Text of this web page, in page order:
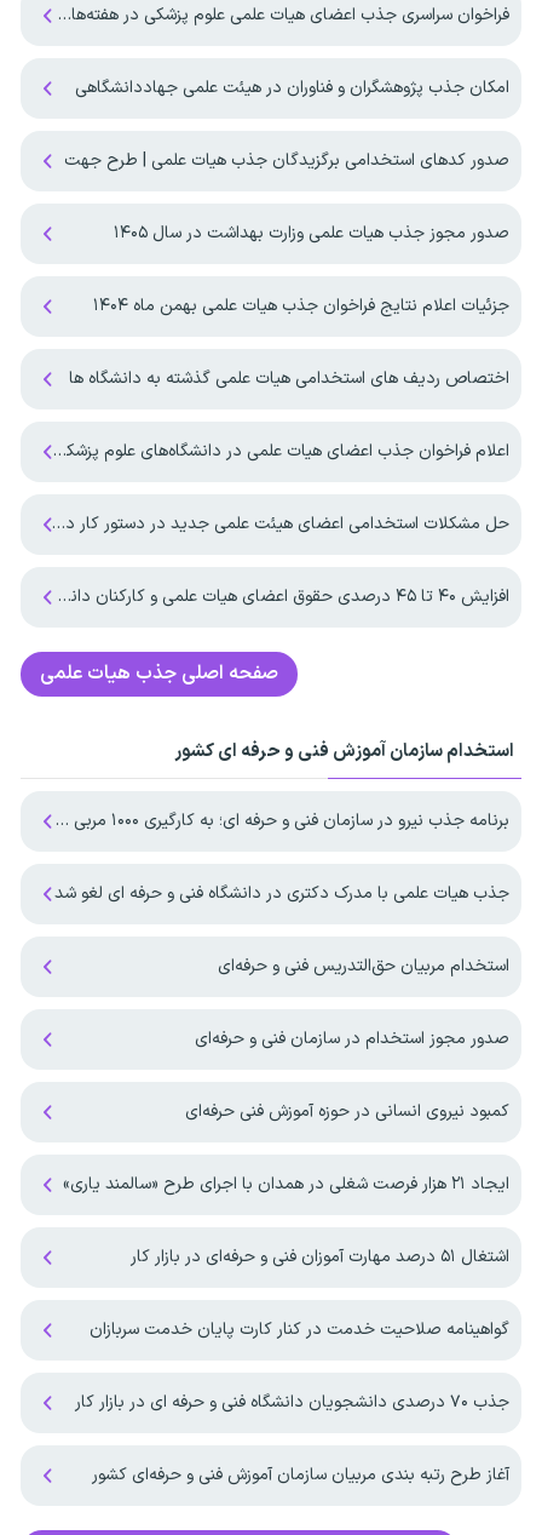
فراخوان سراسری جذب اعضای هیات علمی علوم پزشکی در هفته‌های آینده منتشر می‌شود
امکان جذب پژوهشگران و فناوران در هیئت علمی جهاددانشگاهی
صدور کدهای استخدامی برگزیدگان جذب هیات علمی | طرح جهت
صدور مجوز جذب هیات علمی وزارت بهداشت در سال ۱۴۰۵
جزئیات اعلام نتایج فراخوان جذب هیات علمی بهمن ماه ۱۴۰۴
اختصاص ردیف های استخدامی هیات علمی گذشته به دانشگاه ها
اعلام فراخوان جذب اعضای هیات علمی در دانشگاه‌های علوم پزشکی به زودی
حل مشکلات استخدامی اعضای هیئت علمی جدید در دستور کار دانشگاه تهران
افزایش ۴۰ تا ۴۵ درصدی حقوق اعضای هیات علمی و کارکنان دانشگاه آزاد اسلامی در سال ۱۴۰۵
صفحه اصلی جذب هیات علمی
استخدام سازمان آموزش فنی و حرفه ای کشور
برنامه جذب نیرو در سازمان فنی و حرفه ای؛ به کارگیری ۱۰۰۰ مربی در مرحله اول
جذب هیات علمی با مدرک دکتری در دانشگاه فنی و حرفه ای لغو شد
استخدام مربیان حق‌التدریس فنی و حرفه‌ای
صدور مجوز استخدام در سازمان فنی و حرفه‌ای
کمبود نیروی انسانی در حوزه آموزش فنی حرفه‌ای
ایجاد ۲۱ هزار فرصت شغلی در همدان با اجرای طرح «سالمند یاری»
اشتغال ۵۱ درصد مهارت آموزان فنی و حرفه‌ای در بازار کار
گواهینامه صلاحیت خدمت در کنار کارت پایان خدمت سربازان
جذب ۷۰ درصدی دانشجویان دانشگاه فنی و حرفه ای در بازار کار
آغاز طرح رتبه بندی مربیان سازمان آموزش فنی و حرفه‌ای کشور